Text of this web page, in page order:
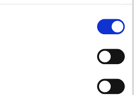
i svømmeanlæg